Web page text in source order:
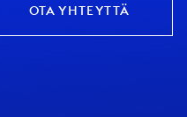
OTA YHTEYTTÄ